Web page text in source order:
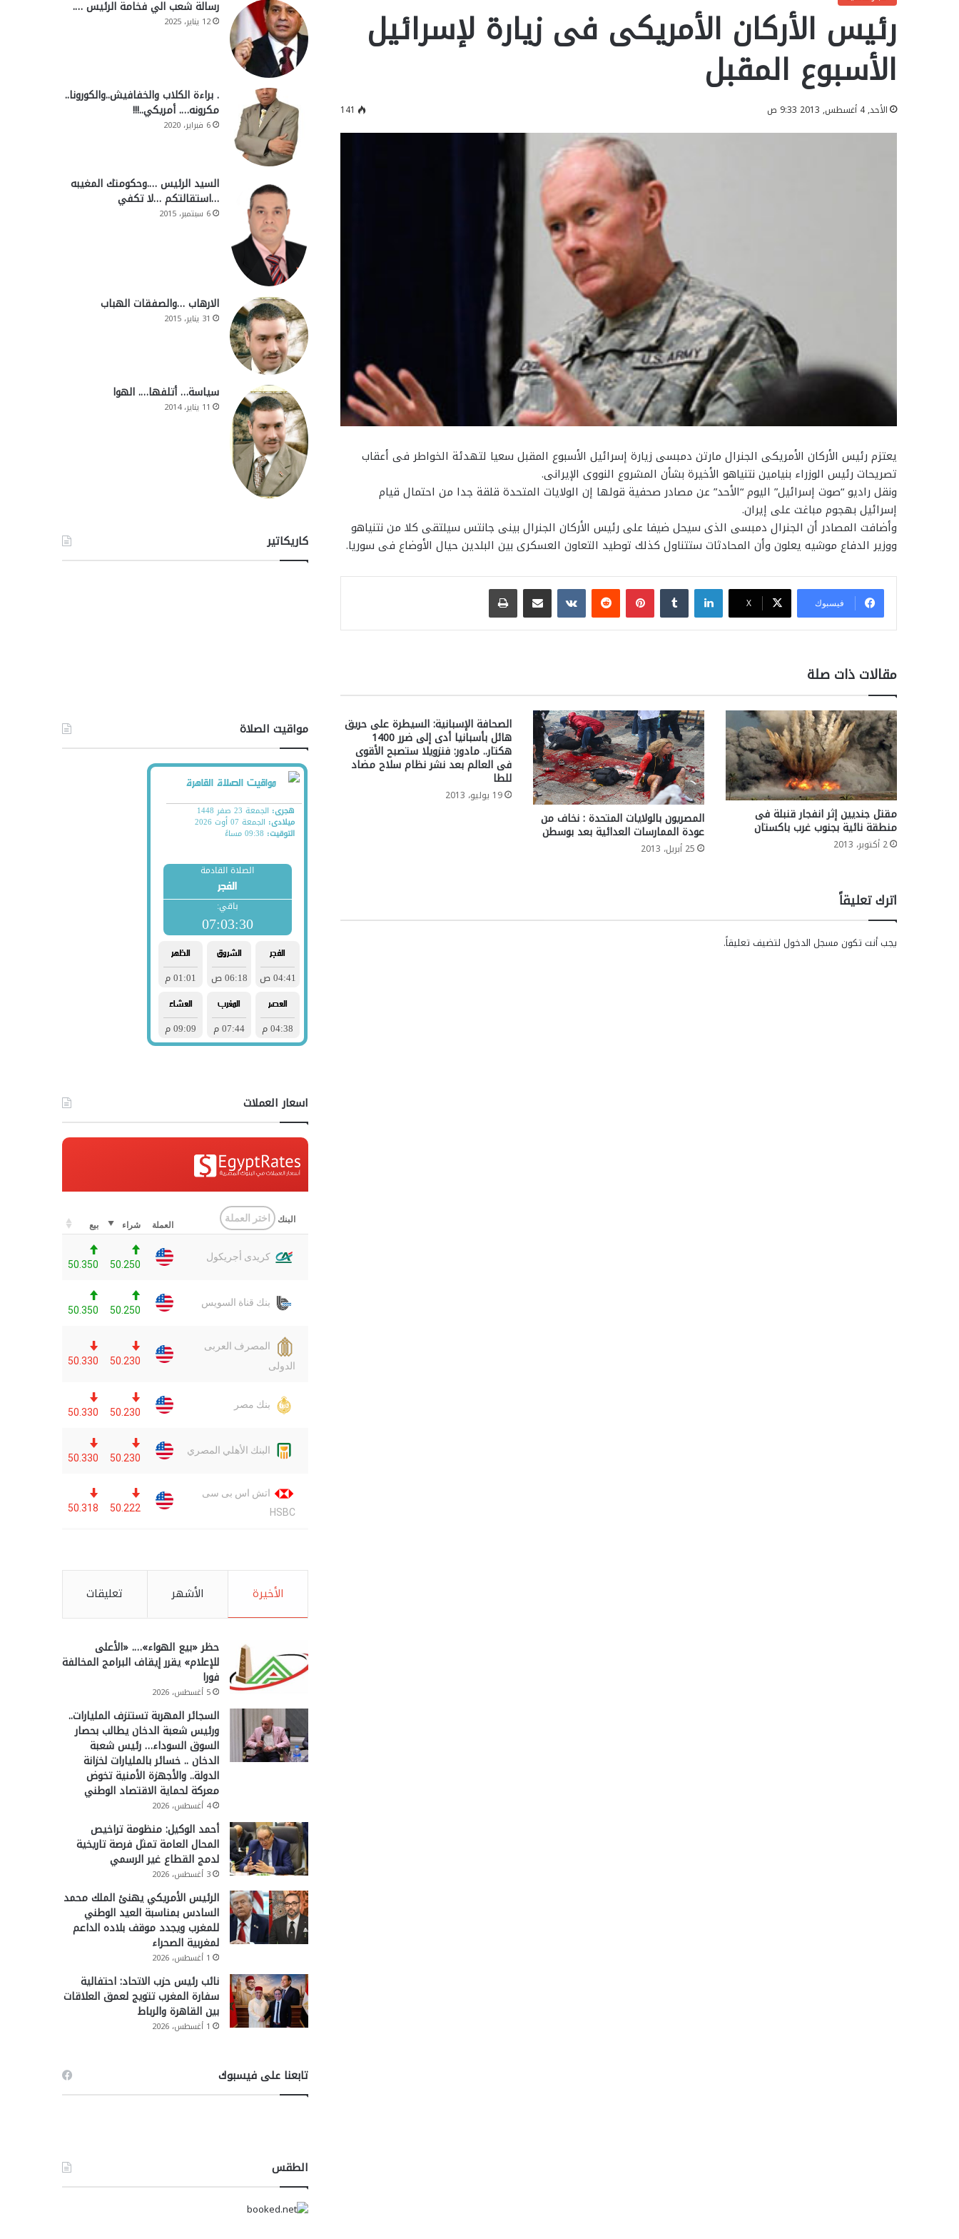
رئيس الأركان الأمريكى فى زيارة لإسرائيل
الأسبوع المقبل
الأحد, 4 أغسطس, 2013 9:33 ص 141
يعتزم رئيس الأركان الأمريكى الجنرال مارتن دمبسى زيارة إسرائيل الأسبوع المقبل سعيا لتهدئة الخواطر فى أعقاب
تصريحات رئيس الوزراء بنيامين نتنياهو الأخيرة بشأن المشروع النووى الإيرانى.
ونقل راديو “صوت إسرائيل” اليوم “الأحد” عن مصادر صحفية قولها إن الولايات المتحدة قلقة جدا من احتمال قيام
إسرائيل بهجوم مباغت على إيران.
وأضافت المصادر أن الجنرال دمبسى الذى سيحل ضيفا على رئيس الأركان الجنرال بينى جانتس سيلتقى كلا من نتنياهو
ووزير الدفاع موشيه يعلون وأن المحادثات ستتناول كذلك توطيد التعاون العسكرى بين البلدين حيال الأوضاع فى سوريا.
فيسبوك ‫X
لينكدإن بينتيريست مشاركة عبر البريد طباعة
مقالات ذات صلة
مقتل جنديين إثر انفجار قنبلة فى
منطقة نائية بجنوب غرب باكستان
2 أكتوبر، 2013
المصريون بالولايات المتحدة : نخاف من
عودة الممارسات العدائية بعد بوسطن
25 أبريل، 2013
الصحافة الإسبانية: السيطرة على حريق
هائل بأسبانيا أدى إلى ضرر 1400
هكتار.. مادور: فنزويلا ستصبح الأقوى
فى العالم بعد نشر نظام سلاح مضاد
للطا
19 يوليو، 2013
اترك تعليقاً
يجب أنت تكون مسجل الدخول لتضيف تعليقاً.
رسالة شعب الي فخامة الرئيس ….
12 يناير، 2025
. براءة الكلاب والخفافيش..والكورونا..
مكرونه…. أمريكي..!!!
6 فبراير، 2020
السيد الرئيس ….وحكومتك المغيبه
…استقالتكم …لا تكفي
6 سبتمبر، 2015
الارهاب …والصفقات الهباب
31 يناير، 2015
سياسة… أتلفها…. الهوا
11 يناير، 2014
كاريكاتير
مواقيت الصلاة
اسعار العملات
الأخيرة الأشهر تعليقات
حظر «بيع الهواء»…. «الأعلى
للإعلام» يقرر إيقاف البرامج المخالفة
فورا
5 أغسطس، 2026
السجائر المهربة تستنزف المليارات..
ورئيس شعبة الدخان يطالب بحصار
السوق السوداء… رئيس شعبة
الدخان .. خسائر بالمليارات لخزانة
الدولة.. والأجهزة الأمنية تخوض
معركة لحماية الاقتصاد الوطني
4 أغسطس، 2026
أحمد الوكيل: منظومة تراخيص
المحال العامة تمثل فرصة تاريخية
لدمج القطاع غير الرسمي
3 أغسطس، 2026
الرئيس الأمريكي يهنئ الملك محمد
السادس بمناسبة العيد الوطني
للمغرب ويجدد موقف بلاده الداعم
لمغربية الصحراء
1 أغسطس، 2026
نائب رئيس حزب الاتحاد: احتفالية
سفارة المغرب تتويج لعمق العلاقات
بين القاهرة والرباط
1 أغسطس، 2026
تابعنا على فيسبوك
الطقس